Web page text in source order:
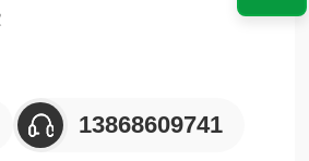
13868609741